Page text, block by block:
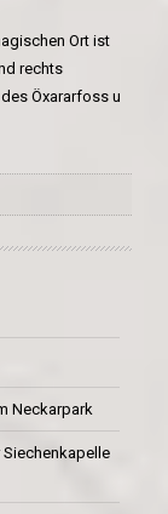
Ort ist
rechts
Öxararfoss u
Neckarpark